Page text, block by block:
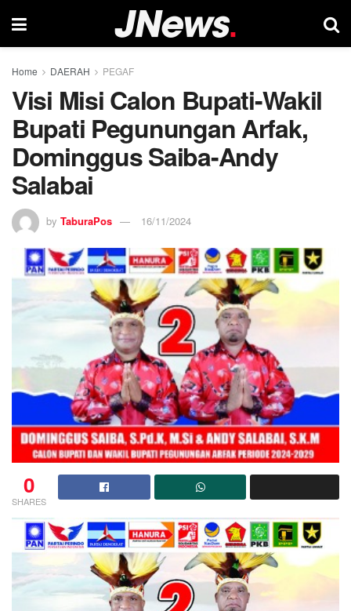
Home DAERAH PEGAF
Visi Misi Calon Bupati-Wakil
Bupati Pegunungan Arfak,
Dominggus Saiba-Andy
Salabai
by TaburaPos 16/11/2024
0
SHARES